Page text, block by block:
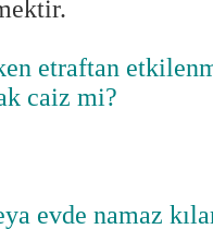
etraftan
caiz mi?
evde namaz